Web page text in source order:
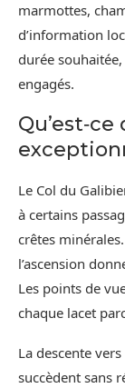
marmottes,
d’information
durée
engagés.
Le Col du
à certains
crêtes
l’ascension
Les points de
chaque lacet
La descente
succèdent sans